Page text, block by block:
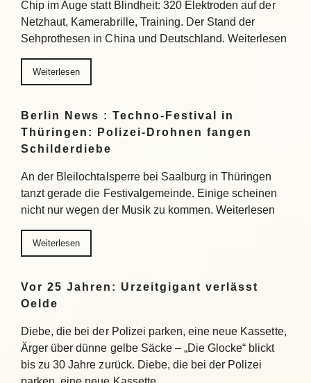
Chip im Auge statt Blindheit: 320 Elektroden auf der
Netzhaut, Kamerabrille, Training. Der Stand der
Sehprothesen in China und Deutschland. Weiterlesen
Weiterlesen
Berlin News : Techno-Festival in
Thüringen: Polizei-Drohnen fangen
Schilderdiebe
An der Bleilochtalsperre bei Saalburg in Thüringen
tanzt gerade die Festivalgemeinde. Einige scheinen
nicht nur wegen der Musik zu kommen. Weiterlesen
Weiterlesen
Vor 25 Jahren: Urzeitgigant verlässt
Oelde
Diebe, die bei der Polizei parken, eine neue Kassette,
Ärger über dünne gelbe Säcke – „Die Glocke“ blickt
bis zu 30 Jahre zurück. Diebe, die bei der Polizei